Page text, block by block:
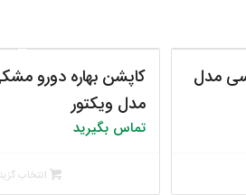
مدل
کاپشن بهاره دورو
مدل ویکتور
تماس بگیرید
انتخاب